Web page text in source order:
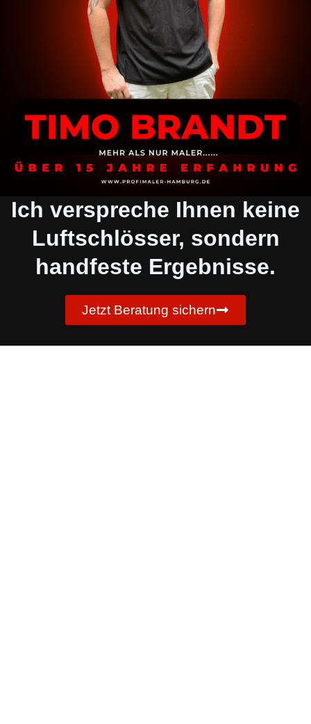
Ich verspreche Ihnen keine
Luftschlösser, sondern
handfeste Ergebnisse.
Jetzt Beratung sichern